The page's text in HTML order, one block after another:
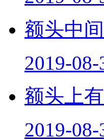
额头中
2019-08-
额头上
2019-08-